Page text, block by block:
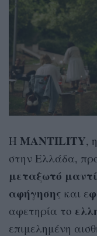
Η MANTILITY,
στην Ελλάδα,
μεταξωτό
αφήγησης και ε
αφετηρία το
επιμελημένη